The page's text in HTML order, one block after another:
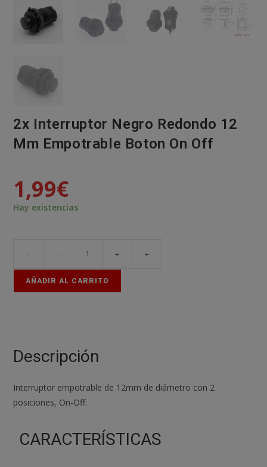
2x Interruptor Negro Redondo 12
Mm Empotrable Boton On Off
1,99€
Hay existencias
- - + +
AÑADIR AL CARRITO
Descripción
Interruptor empotrable de 12mm de diámetro con 2
posiciones, On-Off.
CARACTERÍSTICAS